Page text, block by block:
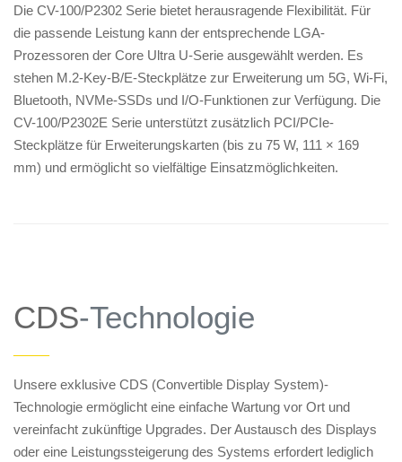
Die CV-100/P2302 Serie bietet herausragende Flexibilität. Für
die passende Leistung kann der entsprechende LGA-
Prozessoren der Core Ultra U-Serie ausgewählt werden. Es
stehen M.2-Key-B/E-Steckplätze zur Erweiterung um 5G, Wi-Fi,
Bluetooth, NVMe-SSDs und I/O-Funktionen zur Verfügung. Die
CV-100/P2302E Serie unterstützt zusätzlich PCI/PCIe-
Steckplätze für Erweiterungskarten (bis zu 75 W, 111 × 169
mm) und ermöglicht so vielfältige Einsatzmöglichkeiten.
CDS-Technologie
——
Unsere exklusive CDS (Convertible Display System)-
Technologie ermöglicht eine einfache Wartung vor Ort und
vereinfacht zukünftige Upgrades. Der Austausch des Displays
oder eine Leistungssteigerung des Systems erfordert lediglich